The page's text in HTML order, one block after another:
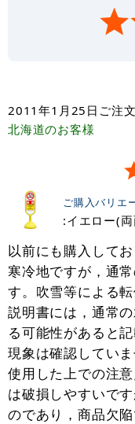
2011年1月25日 ご注
北海道のお客様
ご購入バリエ
:イエロー(両
以前にも購入して
寒冷地ですが，通
す。吹雪等による転
説明書には，通常
る可能性があると
現象は確認していま
使用した上での注
は破損しやすいで
のであり，商品欠